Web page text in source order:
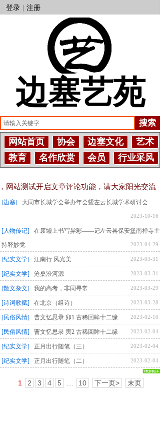
登录 注册
边塞艺苑
搜索
网站首页 协会 边塞文化
艺术
教育
名作欣赏 会员 行业采风
网站测试开启文章评论功能，请大家阳光交
[边塞] 大同市长城学会举办年会曁左云长城学术研讨会
2023-10-16
[人物传记]
在废墟上书写异彩——记左云县保安堡南禅寺主
持释妙觉
2023-04-29
[纪实文学] 江南行 风光美 2023-03-31
[纪实文学] 沧桑汾河源 2023-03-31
[散文杂文] 我的高考，非同寻常 2023-03-29
[诗词歌赋] 在北京（组诗） 2023-03-28
[民俗风情] 曹文忆思录 卯1 古稀回眸十二缘 2023-02-10
[民俗风情] 曹文忆思录 寅2 古稀回眸十二缘 2023-02-04
[纪实文学] 正月出行随笔（三） 2023-02-04
[纪实文学] 正月出行随笔（二） 2023-02-04
1 2 3 4 5 10 下一页> 末页